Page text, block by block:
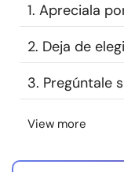
Comunidad
1. Apreciala
2. Deja de
3. Pregúntale
View more